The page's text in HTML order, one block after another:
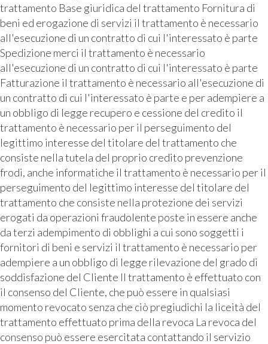
trattamento Base giuridica del trattamento Fornitura di
beni ed erogazione di servizi il trattamento è necessario
all'esecuzione di un contratto di cui l'interessato è parte
Spedizione merci il trattamento è necessario
all'esecuzione di un contratto di cui l'interessato è parte
Fatturazione il trattamento è necessario all'esecuzione di
un contratto di cui l'interessato è parte e per adempiere a
un obbligo di legge recupero e cessione del credito il
trattamento è necessario per il perseguimento del
legittimo interesse del titolare del trattamento che
consiste nella tutela del proprio credito prevenzione
frodi, anche informatiche il trattamento è necessario per il
perseguimento del legittimo interesse del titolare del
trattamento che consiste nella protezione dei servizi
erogati da operazioni fraudolente poste in essere anche
da terzi adempimento di obblighi a cui sono soggetti i
fornitori di beni e servizi il trattamento è necessario per
adempiere a un obbligo di legge rilevazione del grado di
soddisfazione del Cliente Il trattamento è effettuato con
il consenso del Cliente, che può essere in qualsiasi
momento revocato senza che ciò pregiudichi la liceità del
trattamento effettuato prima della revoca La revoca del
consenso può essere esercitata contattando il servizio